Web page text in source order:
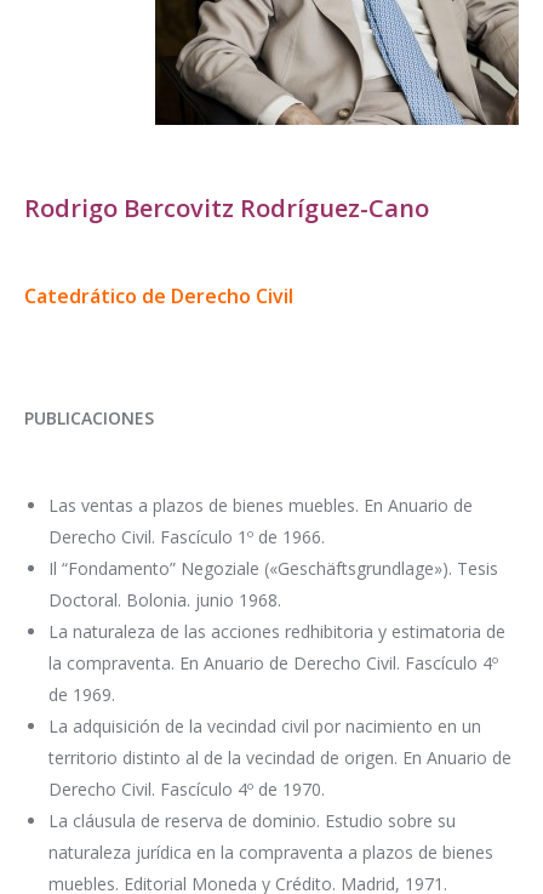
Rodrigo Bercovitz Rodríguez-Cano
Catedrático de Derecho Civil
PUBLICACIONES
Las ventas a plazos de bienes muebles. En Anuario de
Derecho Civil. Fascículo 1º de 1966.
Il “Fondamento” Negoziale («Geschäftsgrundlage»). Tesis
Doctoral. Bolonia. junio 1968.
La naturaleza de las acciones redhibitoria y estimatoria de
la compraventa. En Anuario de Derecho Civil. Fascículo 4º
de 1969.
La adquisición de la vecindad civil por nacimiento en un
territorio distinto al de la vecindad de origen. En Anuario de
Derecho Civil. Fascículo 4º de 1970.
La cláusula de reserva de dominio. Estudio sobre su
naturaleza jurídica en la compraventa a plazos de bienes
muebles. Editorial Moneda y Crédito. Madrid, 1971.